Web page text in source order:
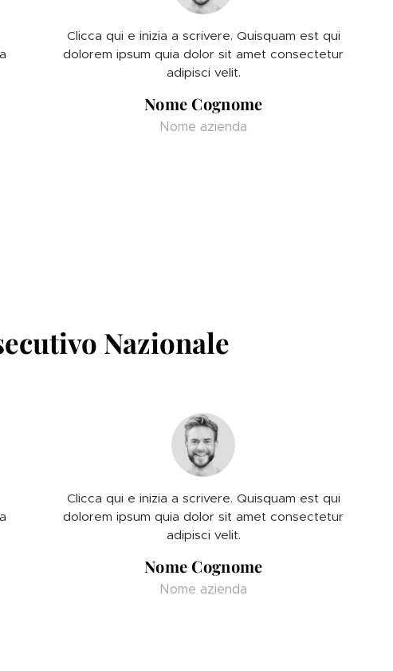
Clicca qui e inizia a scrivere. Quisquam est qui
dolorem ipsum quia dolor sit amet consectetur
adipisci velit.
Nome Cognome
Nome azienda
Nazionale
Clicca qui e inizia a scrivere. Quisquam est qui
dolorem ipsum quia dolor sit amet consectetur
adipisci velit.
Nome Cognome
Nome azienda